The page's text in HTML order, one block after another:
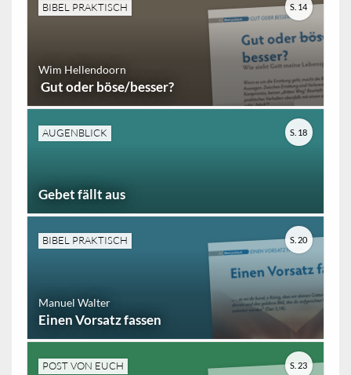
BIBEL PRAKTISCH
Wim Hellendoorn
Gut oder böse/besser?
S. 14
AUGENBLICK
Gebet fällt aus
S. 18
BIBEL PRAKTISCH
Manuel Walter
Einen Vorsatz fassen
S. 20
POST VON EUCH S. 23